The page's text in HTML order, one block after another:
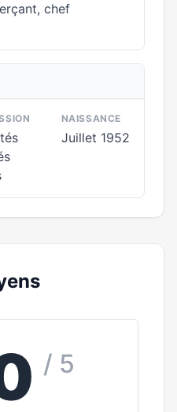
chef
NAISSANCE
Juillet 1952
/ 5